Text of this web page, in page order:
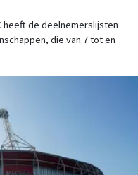
heeft de deelnemerslijsten
die van 7 tot en